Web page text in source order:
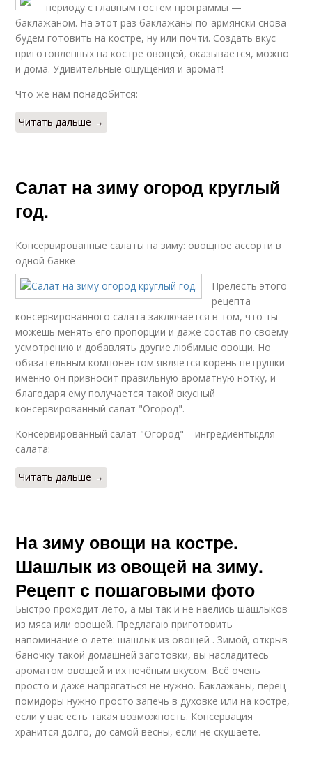
периоду с главным гостем программы —
баклажаном. На этот раз баклажаны по-армянски снова
будем готовить на костре, ну или почти. Создать вкус
приготовленных на костре овощей, оказывается, можно
и дома. Удивительные ощущения и аромат!
Что же нам понадобится:
Читать дальше →
Салат на зиму огород круглый
год.
Консервированные салаты на зиму: овощное ассорти в
одной банке
Прелесть этого
рецепта
консервированного салата заключается в том, что ты
можешь менять его пропорции и даже состав по своему
усмотрению и добавлять другие любимые овощи. Но
обязательным компонентом является корень петрушки –
именно он привносит правильную ароматную нотку, и
благодаря ему получается такой вкусный
консервированный салат "Огород".
Консервированный салат "Огород" – ингредиенты:для
салата:
Читать дальше →
На зиму овощи на костре.
Шашлык из овощей на зиму.
Рецепт с пошаговыми фото
Быстро проходит лето, а мы так и не наелись шашлыков
из мяса или овощей. Предлагаю приготовить
напоминание о лете: шашлык из овощей . Зимой, открыв
баночку такой домашней заготовки, вы насладитесь
ароматом овощей и их печёным вкусом. Всё очень
просто и даже напрягаться не нужно. Баклажаны, перец
помидоры нужно просто запечь в духовке или на костре,
если у вас есть такая возможность. Консервация
хранится долго, до самой весны, если не скушаете.